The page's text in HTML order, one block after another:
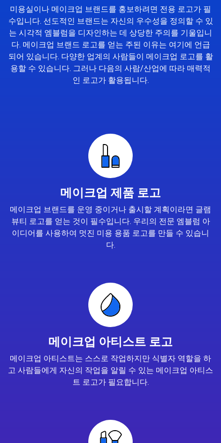
미용실이나 메이크업 브랜드를 홍보하려면 전용 로고가 필
수입니다. 선도적인 브랜드는 자신의 우수성을 정의할 수 있
는 시각적 엠블럼을 디자인하는 데 상당한 주의를 기울입니
다. 메이크업 브랜드 로고를 얻는 주된 이유는 여기에 언급
되어 있습니다. 다양한 업계의 사람들이 메이크업 로고를 활
용할 수 있습니다. 그러나 다음의 사람/산업에 따라 매력적
인 로고가 활용됩니다.
메이크업 제품 로고
메이크업 브랜드를 운영 중이거나 출시할 계획이라면 글램
뷰티 로고를 얻는 것이 필수입니다. 우리의 전문 엠블럼 아
이디어를 사용하여 멋진 미용 용품 로고를 만들 수 있습니
다.
메이크업 아티스트 로고
메이크업 아티스트는 스스로 작업하지만 식별자 역할을 하
고 사람들에게 자신의 작업을 알릴 수 있는 메이크업 아티스
트 로고가 필요합니다.